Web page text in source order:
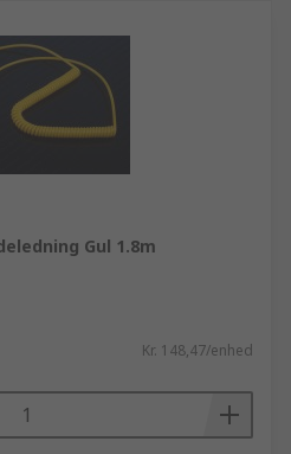
Gul 1.8m
Kr. 148,47/enhed